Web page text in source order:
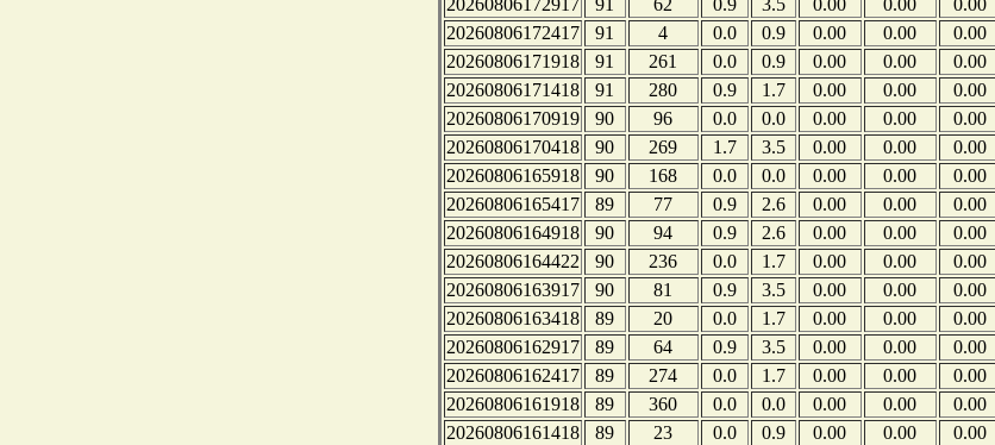
20260806172917
91 62 0.9 3.5 0.00 0.00 0.00
20260806172417
91 4 0.0 0.9 0.00 0.00 0.00
20260806171918
91 261 0.0 0.9 0.00 0.00 0.00
20260806171418
91 280 0.9 1.7 0.00 0.00 0.00
20260806170919
90 96 0.0 0.0 0.00 0.00 0.00
20260806170418
90 269 1.7 3.5 0.00 0.00 0.00
20260806165918
90 168 0.0 0.0 0.00 0.00 0.00
20260806165417
89 77 0.9 2.6 0.00 0.00 0.00
20260806164918
90 94 0.9 2.6 0.00 0.00 0.00
20260806164422
90 236 0.0 1.7 0.00 0.00 0.00
20260806163917
90 81 0.9 3.5 0.00 0.00 0.00
20260806163418
89 20 0.0 1.7 0.00 0.00 0.00
20260806162917
89 64 0.9 3.5 0.00 0.00 0.00
20260806162417
89 274 0.0 1.7 0.00 0.00 0.00
20260806161918
89 360 0.0 0.0 0.00 0.00 0.00
20260806161418
89 23 0.0 0.9 0.00 0.00 0.00